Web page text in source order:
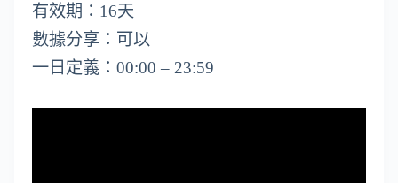
有效期：16天
數據分享：可以
一日定義：00:00 – 23:59